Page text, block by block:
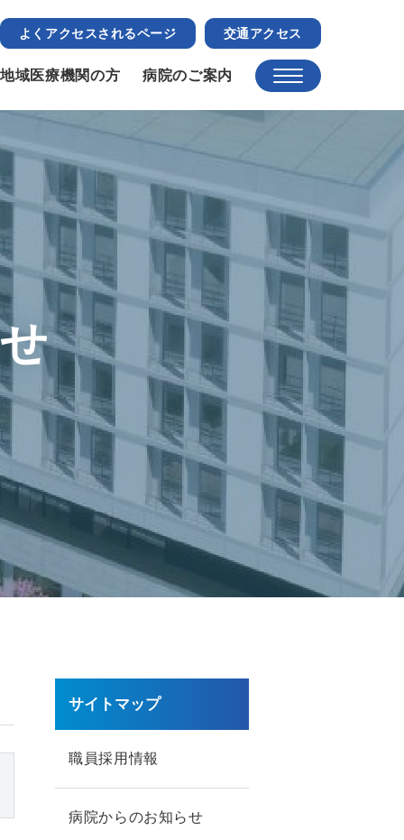
よくアクセスされるページ 交通アクセス
地域医療機関の方 病院のご案内
サイトマップ
職員採用情報
病院からのお知らせ